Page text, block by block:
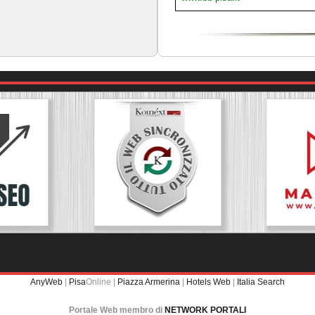
AnyWeb | PisaOnline | Piazza Armerina | Hotels Web | Italia Search
Portale Web membro di NETWORK PORTALI